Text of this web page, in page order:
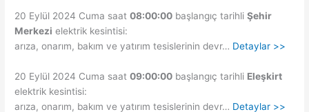
20 Eylül 2024 Cuma saat08:00:00 başlangıç tarihliŞehir
Merkezi elektrik kesintisi:
arıza, onarım, bakım ve yatırım tesislerinin devr… Detaylar >>
20 Eylül 2024 Cuma saat09:00:00 başlangıç tarihli Eleşkirt
elektrik kesintisi:
arıza, onarım, bakım ve yatırım tesislerinin devr… Detaylar >>